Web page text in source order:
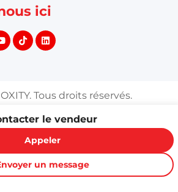
le vendeur
Appeler
un message
ici
Tous droits réservés.